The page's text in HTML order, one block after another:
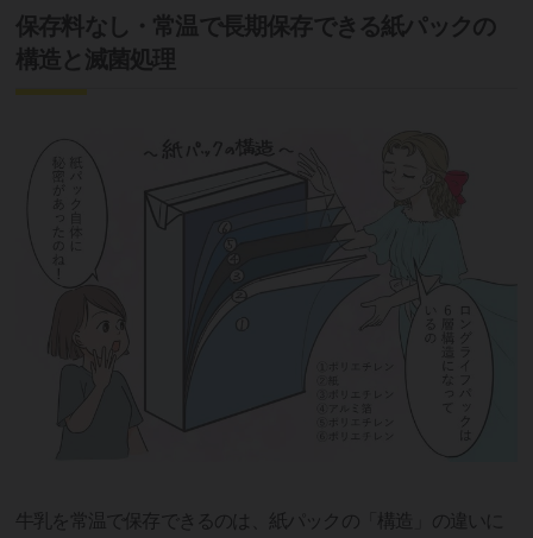
保存料なし・常温で長期保存できる紙パックの
構造と滅菌処理
牛乳を常温で保存できるのは、紙パックの「構造」の違いに